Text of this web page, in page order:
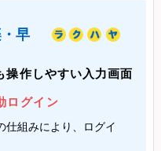
早
操作しやすい入力画面
ログイン
仕組みにより、ログイ